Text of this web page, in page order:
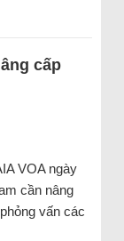
cấp
VOA ngày
cần nâng
vấn các